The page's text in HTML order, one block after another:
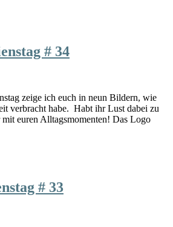
# 34
zeige ich euch in neun Bildern, wie
verbracht habe. Habt ihr Lust dabei zu
mit euren Alltagsmomenten! Das Logo
# 33